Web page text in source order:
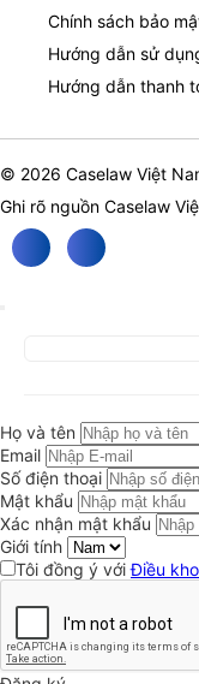
Chính sách bảo
Hướng dẫn sử
Hướng dẫn thanh
© 2026 Caselaw Việt
Ghi rõ nguồn Caselaw
Họ và tên
Email
Số điện thoại
Mật khẩu
Xác nhận mật khẩu
Giới tính
Tôi đồng ý vớiĐiều